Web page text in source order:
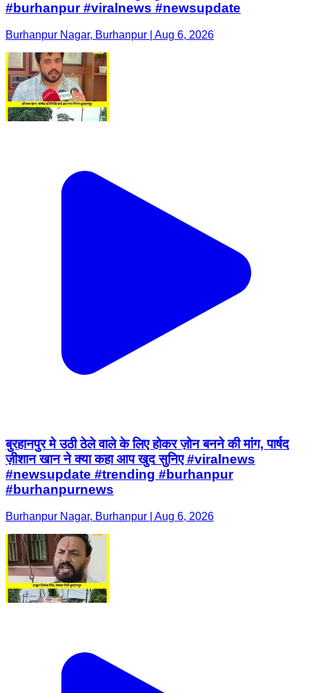
#burhanpur #viralnews #newsupdate
Burhanpur Nagar, Burhanpur | Aug 6, 2026
बुरहानपुर मे उठी ठेले वाले के लिए होकर ज़ोन बनने की मांग, पार्षद
ज़ीशान खान ने क्या कहा आप खुद सुनिए #viralnews
#newsupdate #trending #burhanpur
#burhanpurnews
Burhanpur Nagar, Burhanpur | Aug 6, 2026